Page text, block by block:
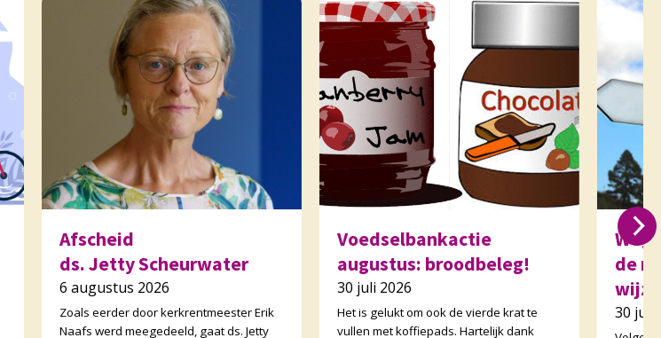
Afscheid
ds. Jetty Scheurwater
6 augustus 2026
Zoals eerder door kerkrentmeester Erik
Naafs werd meegedeeld, gaat ds. Jetty
Voedselbankactie
augustus: broodbeleg!
30 juli 2026
Het is gelukt om ook de vierde krat te
vullen met koffiepads. Hartelijk dank
de
30 juli